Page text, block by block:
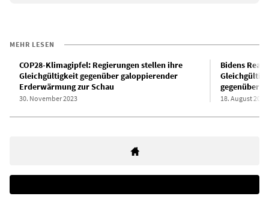
MEHR LESEN
COP28-Klimagipfel: Regierungen stellen ihre
Gleichgültigkeit gegenüber galoppierender
Erderwärmung zur Schau
30. November 2023
Bidens
gegenüber
18. August 2023